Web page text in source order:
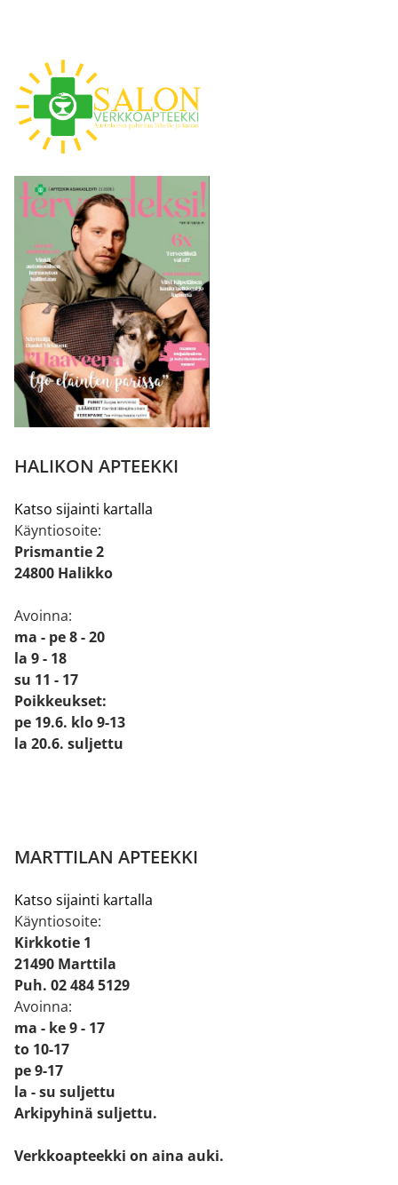
HALIKON APTEEKKI
Katso sijainti kartalla
Käyntiosoite:
Prismantie 2
24800 Halikko
Avoinna:
ma - pe 8 - 20
la 9 - 18
su 11 - 17
Poikkeukset:
pe 19.6. klo 9-13
la 20.6. suljettu
MARTTILAN APTEEKKI
Katso sijainti kartalla
Käyntiosoite:
Kirkkotie 1
21490 Marttila
Puh. 02 484 5129
Avoinna:
ma - ke 9 - 17
to 10-17
pe 9-17
la - su suljettu
Arkipyhinä suljettu.
Verkkoapteekki on aina auki.